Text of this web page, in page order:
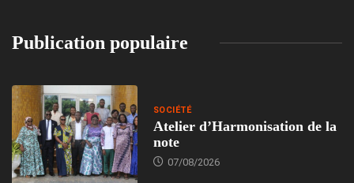
Publication populaire
SOCIÉTÉ
Atelier d’Harmonisation de la
note
07/08/2026